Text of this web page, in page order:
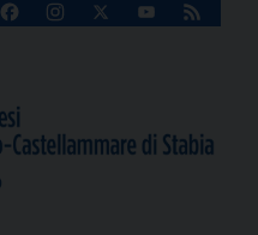
FacebookInstagram
X
YouTube
Feed